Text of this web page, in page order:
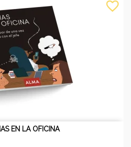
EN LA OFICINA
favorite_border